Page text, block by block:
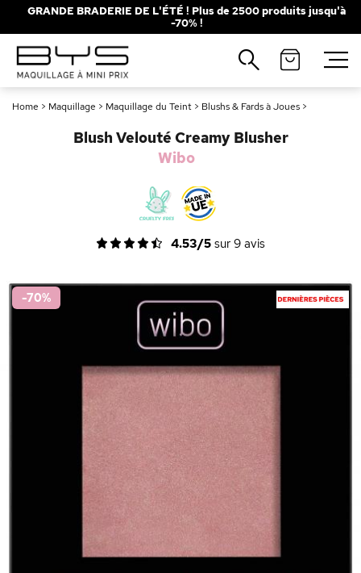
GRANDE BRADERIE DE L'ÉTÉ ! Plus de 2500 produits jusqu'à
-70% !
Home > Maquillage > Maquillage du Teint > Blushs & Fards à Joues >
Blush Velouté Creamy Blusher
Wibo
4.53/5 sur 9 avis
-70%
Fermer
Recherches populaires
Mascara
Palette